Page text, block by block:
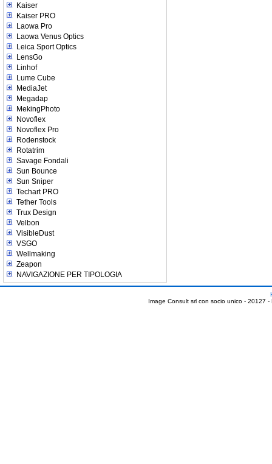
Kaiser
Kaiser PRO
Laowa Pro
Laowa Venus Optics
Leica Sport Optics
LensGo
Linhof
Lume Cube
MediaJet
Megadap
MekingPhoto
Novoflex
Novoflex Pro
Rodenstock
Rotatrim
Savage Fondali
Sun Bounce
Sun Sniper
Techart PRO
Tether Tools
Trux Design
Velbon
VisibleDust
VSGO
Wellmaking
Zeapon
NAVIGAZIONE PER TIPOLOGIA
Image Consult srl con socio unico - 20127